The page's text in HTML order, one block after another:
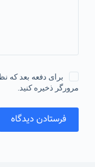
برای دفعه بعد که
مرورگر ذخیره کنید.
فرستادن دیدگاه